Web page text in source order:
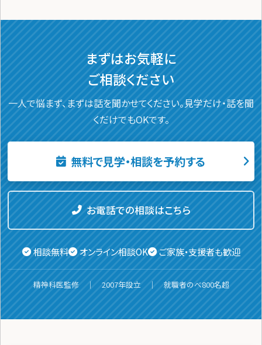
まずはお気軽に
ご相談ください
一人で悩まず、まずは話を聞かせてください。見学だけ・話を聞
くだけでもOKです。
無料で見学・相談を予約する
お電話での相談はこちら
相談無料 オンライン相談OK ご家族・支援者も歓迎
精神科医監修 ｜ 2007年設立 ｜ 就職者のべ800名超